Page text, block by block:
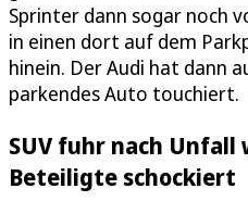
Sprinter dann sogar noch
in einen dort auf dem
hinein. Der Audi hat dann
parkendes Auto touchiert.
SUV fuhr nach
Beteiligte schockiert